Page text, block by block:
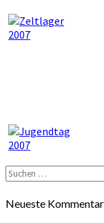
Suchen
nach:
Neueste